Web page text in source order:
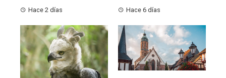
Hace 2 días Hace 6 días